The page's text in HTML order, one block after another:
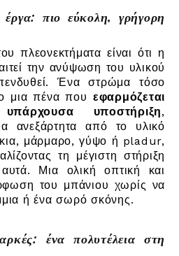
έργα: πιο εύκολη, γρήγορη
πλεονεκτήματα είναι ότι η
την ανύψωση του υλικού
Ένα στρώμα τόσο
μια πένα που εφαρμόζεται
υποστήριξη,
ανεξάρτητα από το υλικό
μάρμαρο, γύψο ή pladur,
τη μέγιστη στήριξη
Μια ολική οπτική και
του μπάνιου χωρίς να
ή ένα σωρό σκόνης.
ένα πολυτέλεια στη